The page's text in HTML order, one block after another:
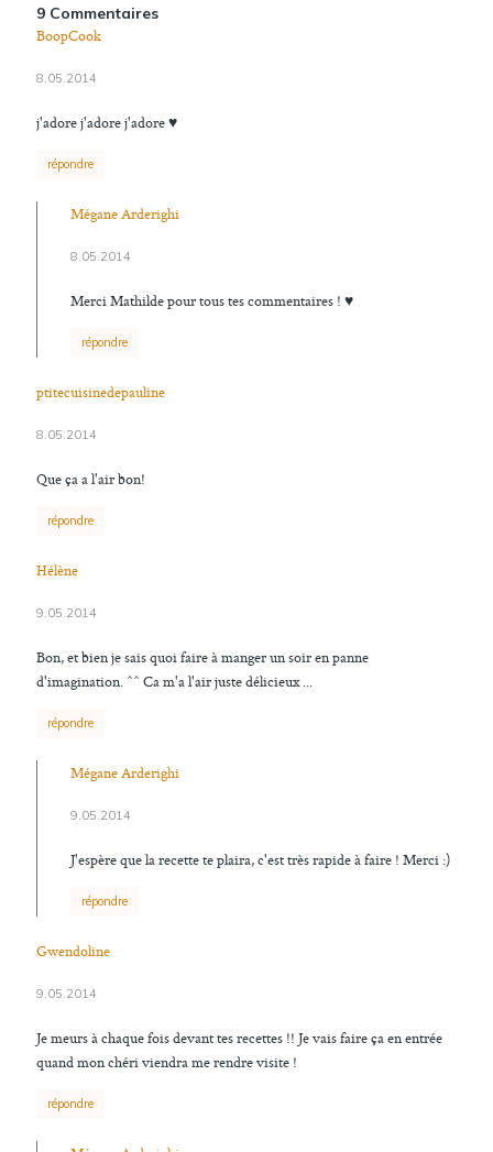
9 Commentaires
BoopCook
8.05.2014
j'adore j'adore j'adore ♥
répondre
Mégane Arderighi
8.05.2014
Merci Mathilde pour tous tes commentaires ! ♥
répondre
ptitecuisinedepauline
8.05.2014
Que ça a l'air bon!
répondre
Hélène
9.05.2014
Bon, et bien je sais quoi faire à manger un soir en panne
d'imagination. ^^ Ca m'a l'air juste délicieux ...
répondre
Mégane Arderighi
9.05.2014
J'espère que la recette te plaira, c'est très rapide à faire ! Merci :)
répondre
Gwendoline
9.05.2014
Je meurs à chaque fois devant tes recettes !! Je vais faire ça en entrée
quand mon chéri viendra me rendre visite !
répondre